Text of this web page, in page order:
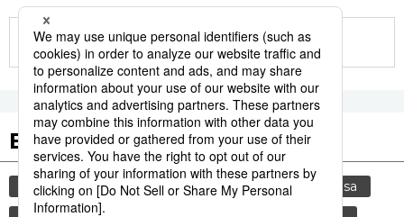
More in this series
Etiquetas destacadas
cultura gastronomía
gastronomía japonesa